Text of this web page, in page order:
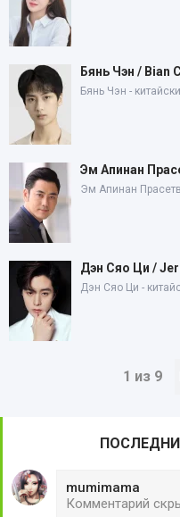
Бянь Чэн / Bian
Бянь Чэн -
Эм Апинан
Эм Апинан
Дэн Сяо Ци /
Дэн Сяо Ци -
1 из 9
mumimama
Комментарий